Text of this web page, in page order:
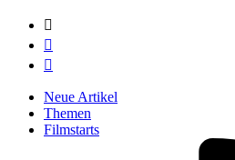



Neue Artikel
Themen
Filmstarts